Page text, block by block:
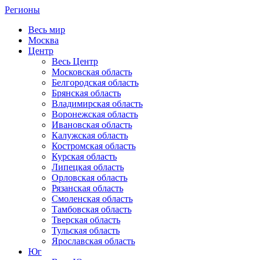
Регионы
Весь мир
Москва
Центр
Весь Центр
Московская область
Белгородская область
Брянская область
Владимирская область
Воронежская область
Ивановская область
Калужская область
Костромская область
Курская область
Липецкая область
Орловская область
Рязанская область
Смоленская область
Тамбовская область
Тверская область
Тульская область
Ярославская область
Юг